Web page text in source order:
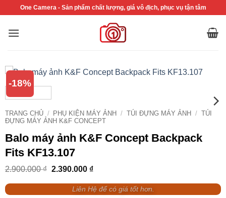
nội
One Camera - Sản phẩm chất lượng, giá vô địch, phục vụ tận tâm
-18%
TRANG CHỦ / PHỤ KIỆN MÁY ẢNH / TÚI ĐỰNG MÁY ẢNH / TÚI
ĐỰNG MÁY ẢNH K&F CONCEPT
Balo máy ảnh K&F Concept Backpack
Fits KF13.107
2.900.000₫ Giá
là:
2.900.000 ₫.
2.390.000 ₫Giá
tại
là:
Liên Hệ để có giá tốt hơn.